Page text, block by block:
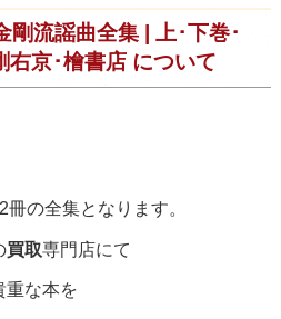
剛流謡曲全集 | 上･下巻･
右京･檜書店 について
の全集となります。
買取専門店にて
重な本を